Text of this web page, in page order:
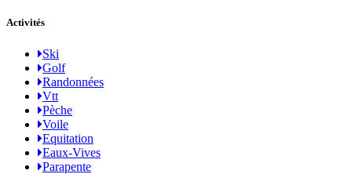
Activités
Ski
Golf
Randonnées
Vtt
Pèche
Voile
Equitation
Eaux-Vives
Parapente